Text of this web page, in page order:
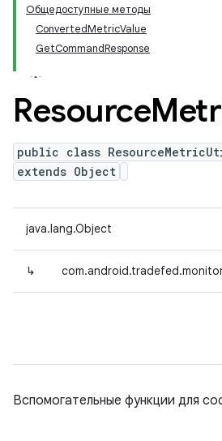
Общедоступные методы
ConvertedMetricValue
GetCommandResponse
Resource
public class
extends Object
java.lang.Object
↳
Вспомогательные функции для